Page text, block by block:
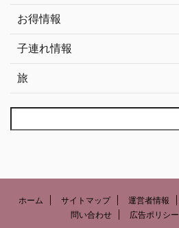
お得情報
子連れ情報
旅
ホーム サイトマップ 運営者情報
問い合わせ
広告ポリシー